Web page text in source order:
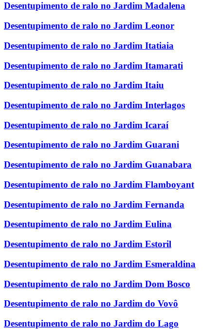
Desentupimento de ralo no Jardim Madalena
Desentupimento de ralo no Jardim Leonor
Desentupimento de ralo no Jardim Itatiaia
Desentupimento de ralo no Jardim Itamarati
Desentupimento de ralo no Jardim Itaiu
Desentupimento de ralo no Jardim Interlagos
Desentupimento de ralo no Jardim Icaraí
Desentupimento de ralo no Jardim Guarani
Desentupimento de ralo no Jardim Guanabara
Desentupimento de ralo no Jardim Flamboyant
Desentupimento de ralo no Jardim Fernanda
Desentupimento de ralo no Jardim Eulina
Desentupimento de ralo no Jardim Estoril
Desentupimento de ralo no Jardim Esmeraldina
Desentupimento de ralo no Jardim Dom Bosco
Desentupimento de ralo no Jardim do Vovô
Desentupimento de ralo no Jardim do Lago